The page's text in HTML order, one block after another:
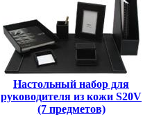
Настольный набор для
руководителя из кожи S20V
(7 предметов)